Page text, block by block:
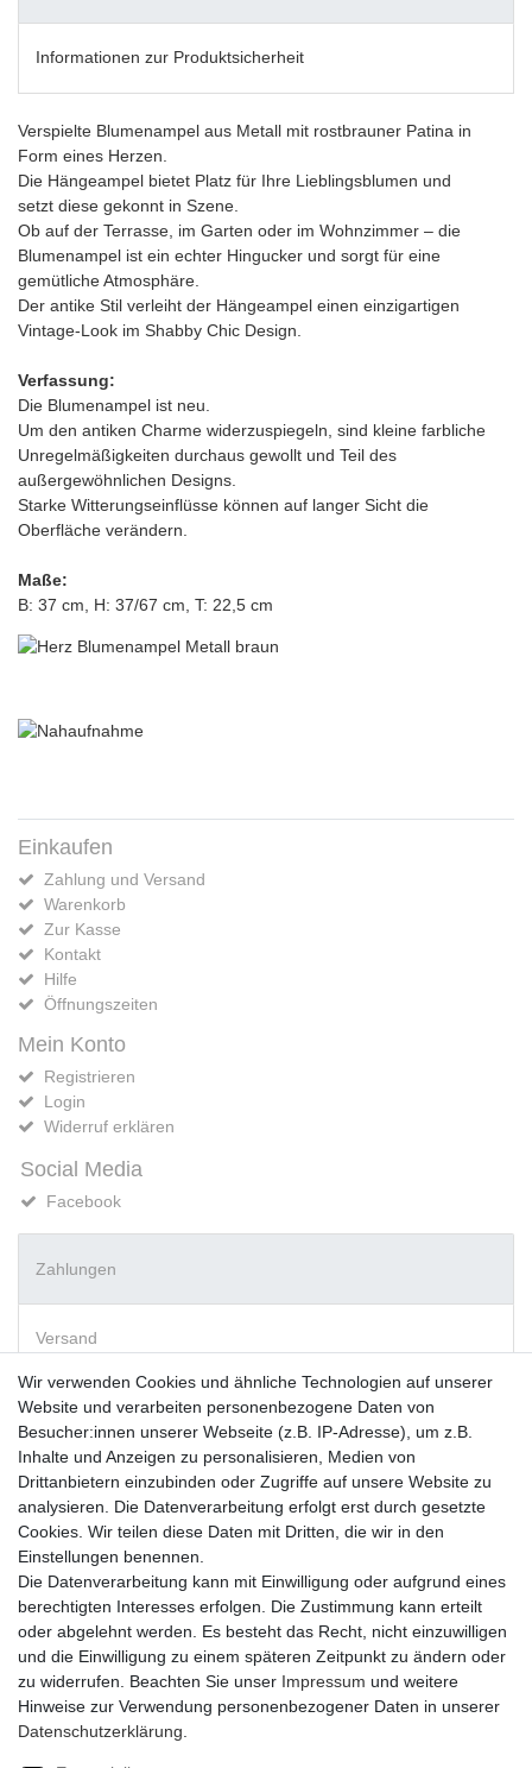
Informationen zur Produktsicherheit
Verspielte Blumenampel aus Metall mit rostbrauner Patina in
Form eines Herzen.
Die Hängeampel bietet Platz für Ihre Lieblingsblumen und
setzt diese gekonnt in Szene.
Ob auf der Terrasse, im Garten oder im Wohnzimmer – die
Blumenampel ist ein echter Hingucker und sorgt für eine
gemütliche Atmosphäre.
Der antike Stil verleiht der Hängeampel einen einzigartigen
Vintage-Look im Shabby Chic Design.
Verfassung:
Die Blumenampel ist neu.
Um den antiken Charme widerzuspiegeln, sind kleine farbliche
Unregelmäßigkeiten durchaus gewollt und Teil des
außergewöhnlichen Designs.
Starke Witterungseinflüsse können auf langer Sicht die
Oberfläche verändern.
Maße:
B: 37 cm, H: 37/67 cm, T: 22,5 cm
Einkaufen
Zahlung und Versand
Warenkorb
Zur Kasse
Kontakt
Hilfe
Öffnungszeiten
Mein Konto
Registrieren
Login
Widerruf erklären
Social Media
Facebook
Zahlungen
Versand
Vorkasse
PayPal
Sofortüberweisung
Kreditkarte
AmazonPay
Bar bei Abholung
Widerrufs­recht Widerrufs­formular Impressum
Wir verwenden Cookies und ähnliche Technologien auf unserer
Website und verarbeiten personenbezogene Daten von
Besucher:innen unserer Webseite (z.B. IP-Adresse), um z.B.
Inhalte und Anzeigen zu personalisieren, Medien von
Drittanbietern einzubinden oder Zugriffe auf unsere Website zu
analysieren. Die Datenverarbeitung erfolgt erst durch gesetzte
Cookies. Wir teilen diese Daten mit Dritten, die wir in den
Einstellungen benennen.
Die Datenverarbeitung kann mit Einwilligung oder aufgrund eines
berechtigten Interesses erfolgen. Die Zustimmung kann erteilt
oder abgelehnt werden. Es besteht das Recht, nicht einzuwilligen
und die Einwilligung zu einem späteren Zeitpunkt zu ändern oder
zu widerrufen. Beachten Sie unser Impressum und weitere
Hinweise zur Verwendung personenbezogener Daten in unserer
Daten­schutz­erklärung